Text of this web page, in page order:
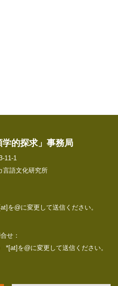
的探求」事務局
11-1
言語文化研究所
@に変更して送信ください。
せ：
を@に変更して送信ください。